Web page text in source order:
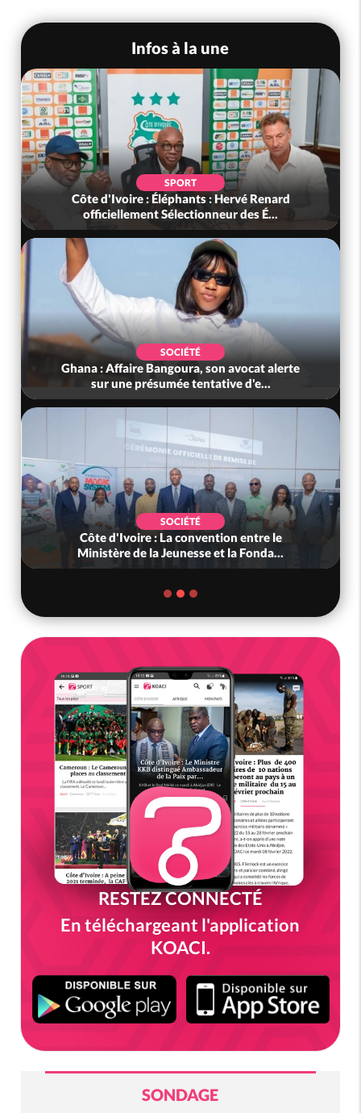
Infos à la une
SPORT
Côte d'Ivoire : Éléphants : Hervé Renard
officiellement Sélectionneur des É...
SOCIÉTÉ
Ghana : Affaire Bangoura, son avocat alerte
sur une présumée tentative d'e...
SOCIÉTÉ
Côte d'Ivoire : La convention entre le
Ministère de la Jeunesse et la Fonda...
RESTEZ CONNECTÉ
En téléchargeant l'application
KOACI.
SONDAGE